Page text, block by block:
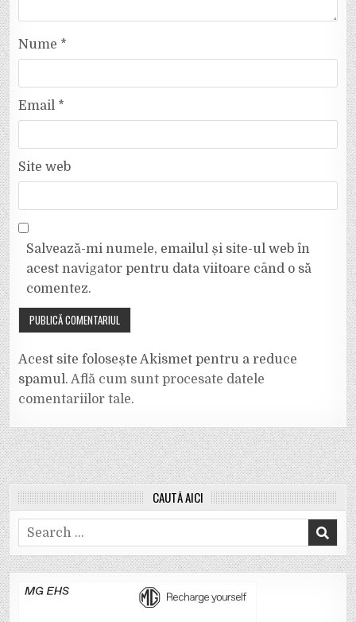
Nume *
Email *
Site web
Salvează-mi numele, emailul și site-ul web în
acest navigator pentru data viitoare când o să
comentez.
Acest site folosește Akismet pentru a reduce
spamul.Află cum sunt procesate datele
comentariilor tale.
CAUTĂ AICI
Search
for: